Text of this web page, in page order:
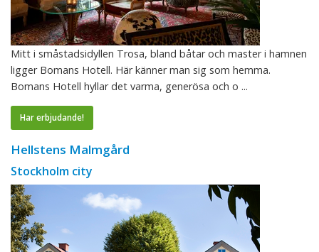
Mitt i småstadsidyllen Trosa, bland båtar och master i hamnen
ligger Bomans Hotell. Här känner man sig som hemma.
Bomans Hotell hyllar det varma, generösa och o ...
Har erbjudande!
Hellstens Malmgård
Stockholm city